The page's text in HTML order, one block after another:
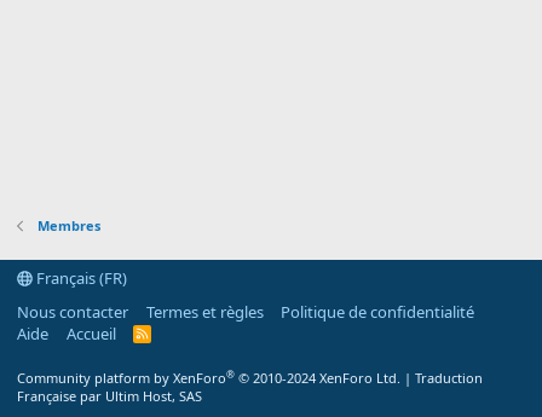
Membres
Français (FR)
Nous contacter
Termes et règles
Politique de confidentialité
Aide
Accueil
R
Community platform by XenForo® © 2010-2024 XenForo Ltd. | Traduction
Française par Ultim Host, SAS